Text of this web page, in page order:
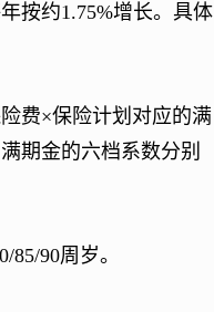
按约1.75%增长。具体
费×保险计划对应的满
期金的六档系数分别
90周岁。